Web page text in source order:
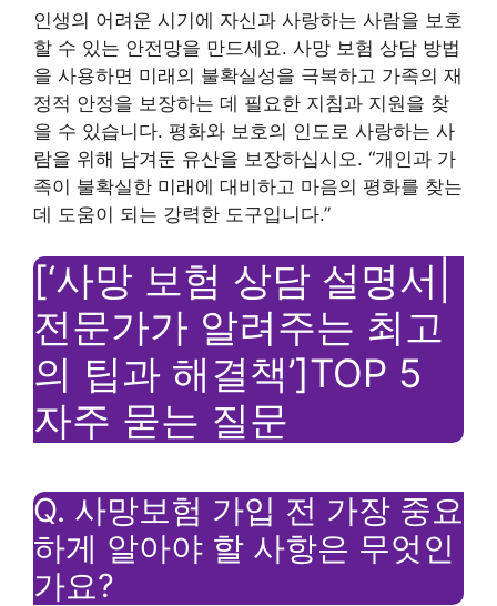
인생의 어려운 시기에 자신과 사랑하는 사람을 보호
할 수 있는 안전망을 만드세요. 사망 보험 상담 방법
을 사용하면 미래의 불확실성을 극복하고 가족의 재
정적 안정을 보장하는 데 필요한 지침과 지원을 찾
을 수 있습니다. 평화와 보호의 인도로 사랑하는 사
람을 위해 남겨둔 유산을 보장하십시오. “개인과 가
족이 불확실한 미래에 대비하고 마음의 평화를 찾는
데 도움이 되는 강력한 도구입니다.”
[‘사망 보험 상담 설명서|
전문가가 알려주는 최고
의 팁과 해결책’]TOP 5
자주 묻는 질문
Q. 사망보험 가입 전 가장 중요
하게 알아야 할 사항은 무엇인
가요?